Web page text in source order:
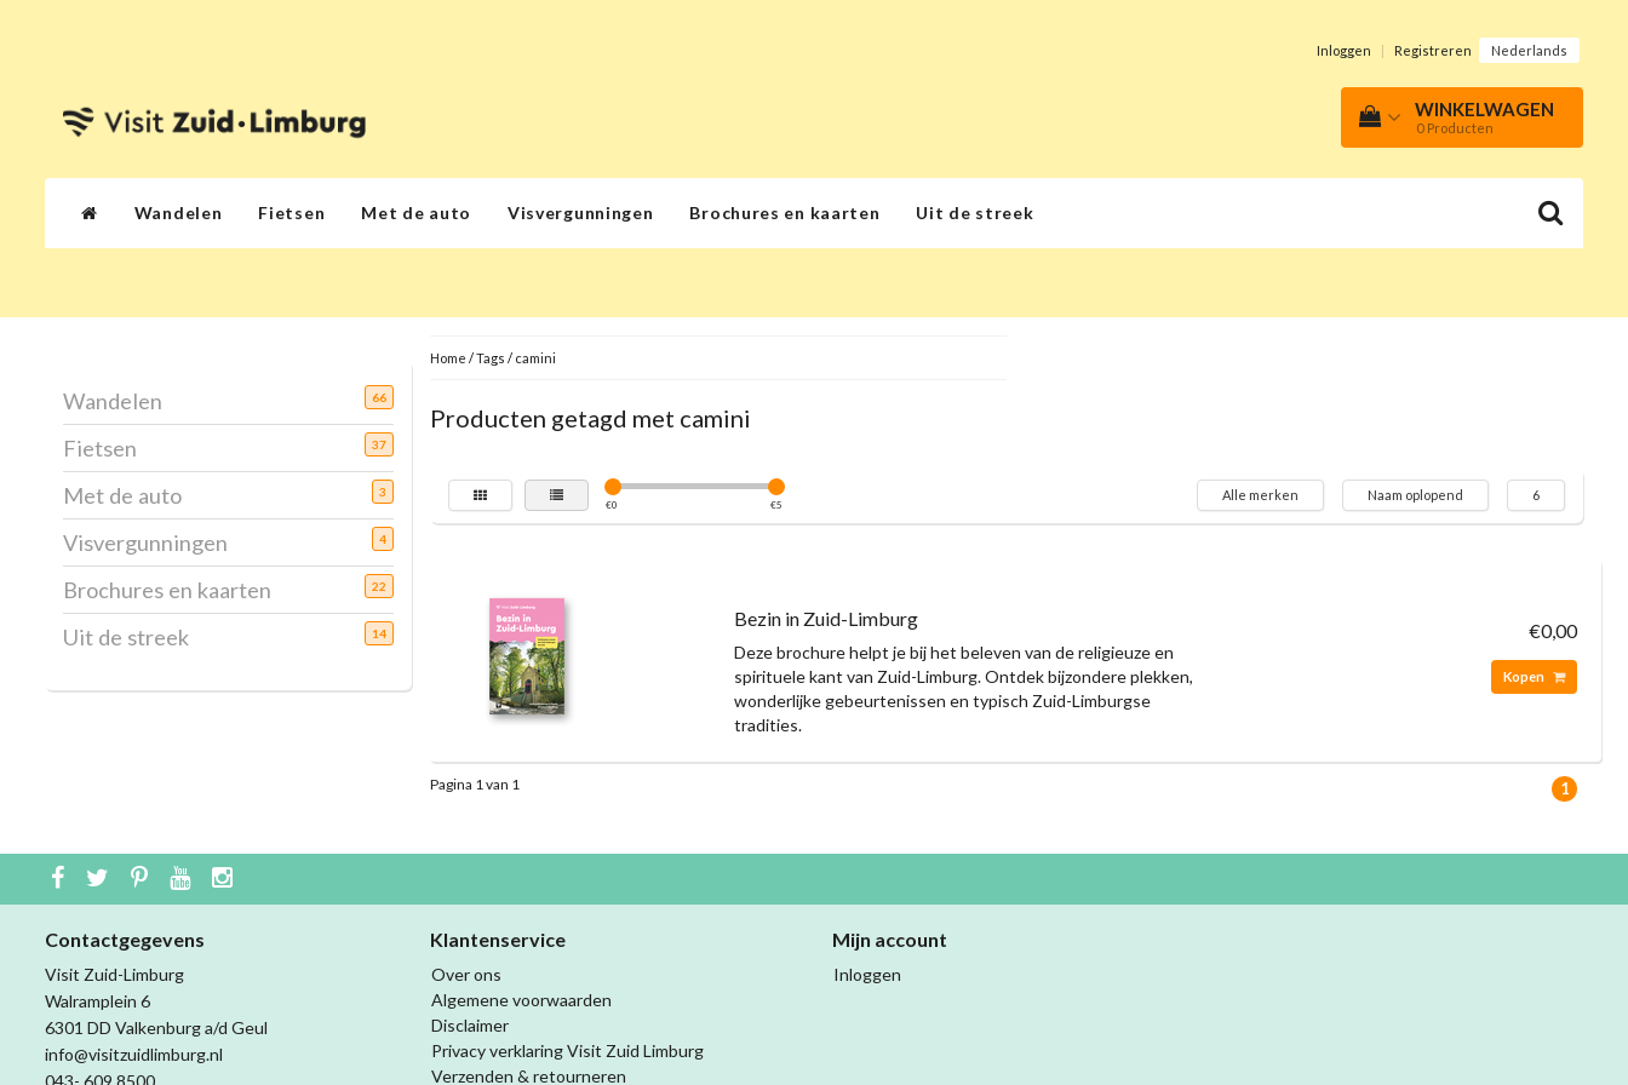
Inloggen | Registreren Nederlands
WINKELWAGEN
0 Producten
Wandelen Fietsen Met de auto Visvergunningen Brochures en kaarten Uit de streek
Wandelen 66
Fietsen 37
Met de auto 3
Visvergunningen 4
Brochures en kaarten 22
Uit de streek 14
Home /Tags / camini
Producten getagd met camini
€0 €5
Alle merken Naam oplopend 6
Bezin in Zuid-Limburg
Deze brochure helpt je bij het beleven van de religieuze en
spirituele kant van Zuid-Limburg. Ontdek bijzondere plekken,
wonderlijke gebeurtenissen en typisch Zuid-Limburgse
tradities.
€0,00
Kopen
Pagina 1 van 1 1
Contactgegevens
Visit Zuid-Limburg
Walramplein 6
6301 DD Valkenburg a/d Geul
info@visitzuidlimburg.nl
Klantenservice
Over ons
Algemene voorwaarden
Disclaimer
Privacy verklaring Visit Zuid Limburg
Verzenden & retourneren
Mijn account
Inloggen